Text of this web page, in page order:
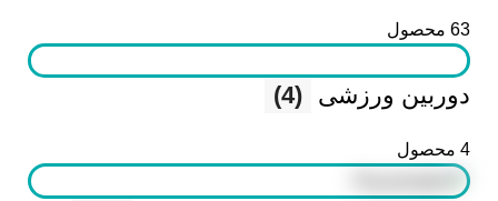
63 محصول
دوربین ورزشی (4)
4 محصول